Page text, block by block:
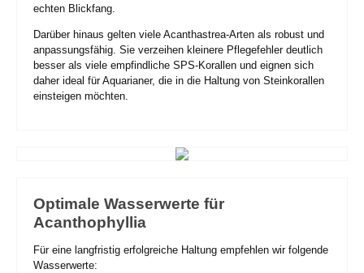
echten Blickfang.
Darüber hinaus gelten viele Acanthastrea-Arten als robust und
anpassungsfähig. Sie verzeihen kleinere Pflegefehler deutlich
besser als viele empfindliche SPS-Korallen und eignen sich
daher ideal für Aquarianer, die in die Haltung von Steinkorallen
einsteigen möchten.
Optimale Wasserwerte für
Acanthophyllia
Für eine langfristig erfolgreiche Haltung empfehlen wir folgende
Wasserwerte: